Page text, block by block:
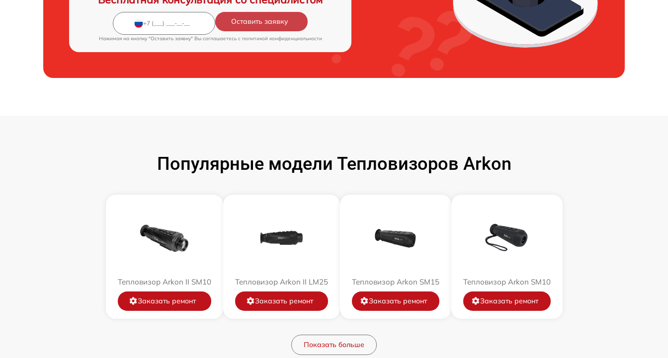
Оставить заявку
Нажимая на кнопку "Оставить заявку" Вы соглашаетесь c политикой конфиденциальности
Популярные модели Тепловизоров Arkon
Тепловизор Arkon II SM10
Заказать ремонт
Тепловизор Arkon II LM25
Заказать ремонт
Тепловизор Arkon SM15
Заказать ремонт
Тепловизор Arkon SM10
Заказать ремонт
Показать больше